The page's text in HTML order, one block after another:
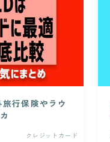
行保険やラウ
クレジットカード